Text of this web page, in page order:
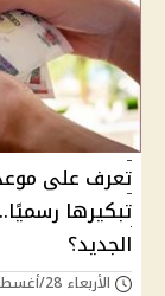
تبكيرها
الجديد؟
الأربعاء 28/أغسطس/2024 - 12:31 ص